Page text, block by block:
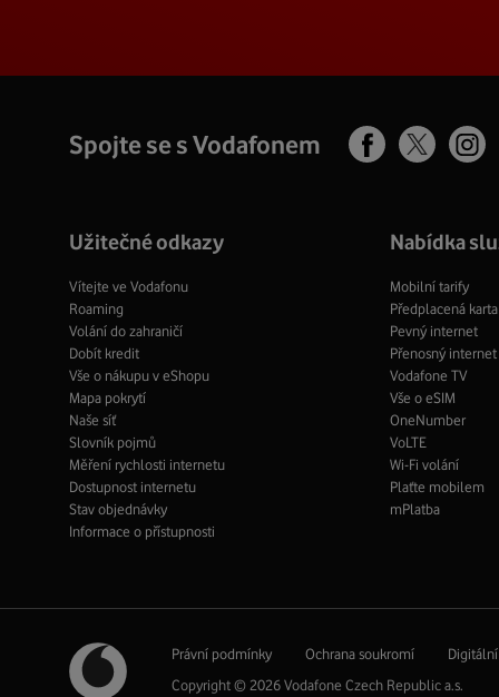
Spojte se s Vodafonem
Facebook
profil
Užitečné odkazy
Vítejte ve Vodafonu
Roaming
Volání do zahraničí
Dobít kredit
Vše o nákupu v eShopu
Mapa pokrytí
Naše síť
Slovník pojmů
Měření rychlosti internetu
Dostupnost internetu
Stav objednávky
Informace o přístupnosti
Nabídka
Mobilní tarify
Předplacená karta
Pevný internet
Přenosný internet
Vodafone TV
Vše o eSIM
OneNumber
VoLTE
Wi-Fi volání
Plaťte mobilem
mPlatba
Právní podmínky Ochrana soukromí
Copyright © 2026 Vodafone Czech Republic a.s.